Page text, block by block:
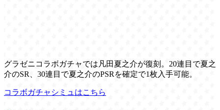
グラゼニコラボガチャでは凡田夏之介が復刻。20連目で夏之
介のSR、30連目で夏之介のPSRを確定で1枚入手可能。
コラボガチャシミュはこちら